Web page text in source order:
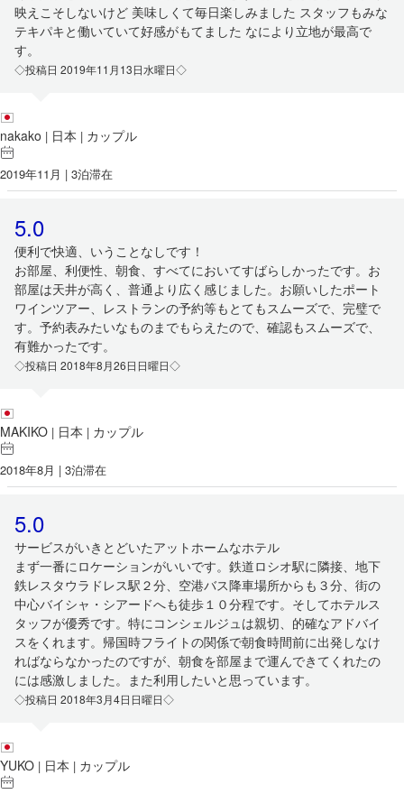
映えこそしないけど 美味しくて毎日楽しみました スタッフもみな
テキパキと働いていて好感がもてました なにより立地が最高で
す。
◇投稿日 2019年11月13日水曜日◇
nakako | 日本 | カップル
2019年11月 | 3泊滞在
5.0
便利で快適、いうことなしです！
お部屋、利便性、朝食、すべてにおいてすばらしかったです。お
部屋は天井が高く、普通より広く感じました。お願いしたポート
ワインツアー、レストランの予約等もとてもスムーズで、完璧で
す。予約表みたいなものまでもらえたので、確認もスムーズで、
有難かったです。
◇投稿日 2018年8月26日日曜日◇
MAKIKO | 日本 | カップル
2018年8月 | 3泊滞在
5.0
サービスがいきとどいたアットホームなホテル
まず一番にロケーションがいいです。鉄道ロシオ駅に隣接、地下
鉄レスタウラドレス駅２分、空港バス降車場所からも３分、街の
中心バイシャ・シアードへも徒歩１０分程です。そしてホテルス
タッフが優秀です。特にコンシェルジュは親切、的確なアドバイ
スをくれます。帰国時フライトの関係で朝食時間前に出発しなけ
ればならなかったのですが、朝食を部屋まで運んできてくれたの
には感激しました。また利用したいと思っています。
◇投稿日 2018年3月4日日曜日◇
YUKO | 日本 | カップル